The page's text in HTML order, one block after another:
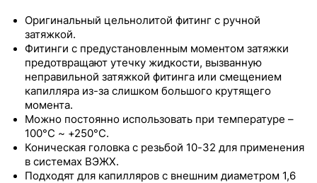
О компании
Оригинальный цельнолитой фитинг с ручной
затяжкой.
Фитинги с предустановленным моментом затяжки
предотвращают утечку жидкости, вызванную
неправильной затяжкой фитинга или смещением
капилляра из-за слишком большого крутящего
момента.
Можно постоянно использовать при температуре –
100°C ~ +250°C.
Коническая головка с резьбой 10-32 для применения
в системах ВЭЖХ.
Подходят для капилляров с внешним диаметром 1,6
Капилляры Runze
Фитинги Runze из PEEK
Фланцевые фитинги из PEEK
Бесфланцевые фитинги из PEEK
Бесфланцевые фитинги из PEEK со
стопорным кольцом